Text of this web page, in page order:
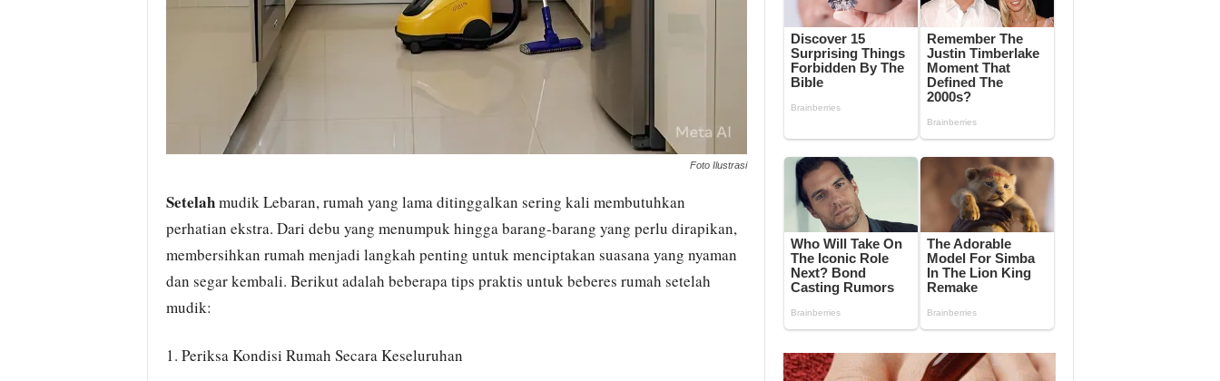
Foto Ilustrasi
Setelahmudik Lebaran, rumah yang lama ditinggalkan sering kali membutuhkan
perhatian ekstra. Dari debu yang menumpuk hingga barang-barang yang perlu dirapikan,
membersihkan rumah menjadi langkah penting untuk menciptakan suasana yang nyaman
dan segar kembali. Berikut adalah beberapa tips praktis untuk beberes rumah setelah
mudik:
1. Periksa Kondisi Rumah Secara Keseluruhan